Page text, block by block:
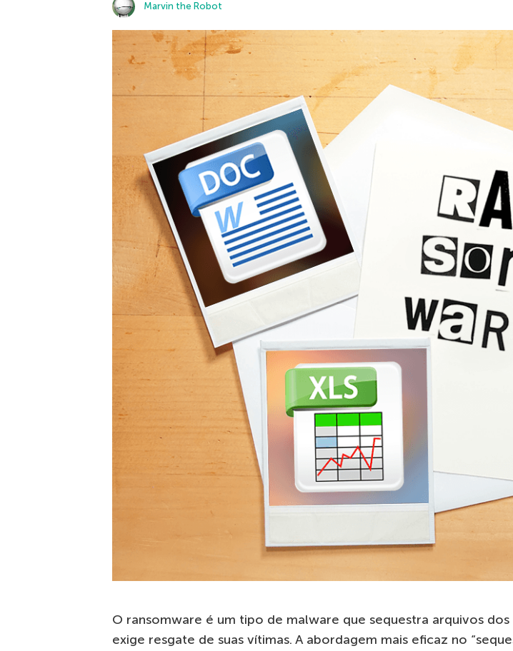
Marvin the Robot
O ransomware é um tipo de malware que sequestra arquivos dos
exige resgate de suas vítimas. A abordagem mais eficaz no